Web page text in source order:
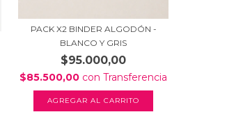
PACK X2 BINDER ALGODÓN -
BLANCO Y GRIS
$95.000,00
$85.500,00 con Transferencia
AGREGAR AL CARRITO